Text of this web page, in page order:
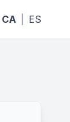
CA ES